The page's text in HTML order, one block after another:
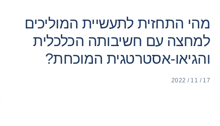
מהי התחזית לתעשיית המוליכים
למחצה עם חשיבותה הכלכלית
והגיאו-אסטרטגית המוכחת?
17 / 11 / 2022